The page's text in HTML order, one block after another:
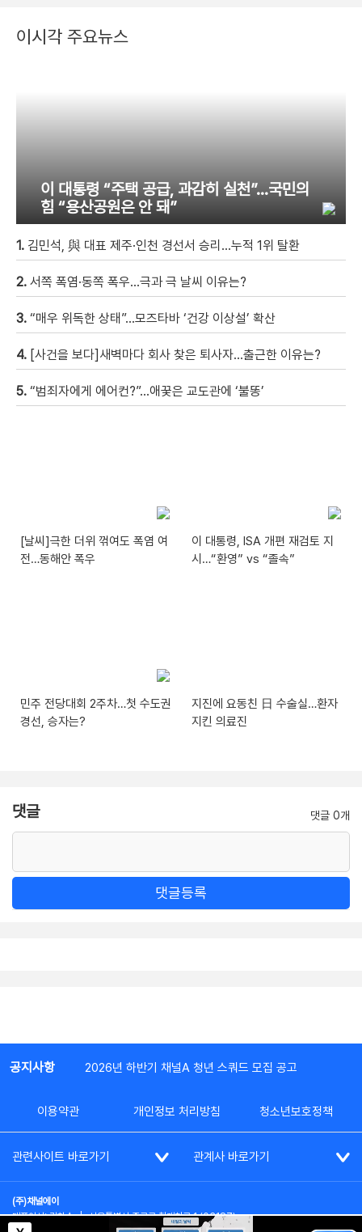
이시각 주요뉴스
이 대통령 “주택 공급, 과감히 실천”…국민의
힘 “용산공원은 안 돼”
1. 김민석, 與 대표 제주·인천 경선서 승리…누적 1위 탈환
2. 서쪽 폭염·동쪽 폭우…극과 극 날씨 이유는?
3. “매우 위독한 상태”…모즈타바 ‘건강 이상설’ 확산
4. [사건을 보다]새벽마다 회사 찾은 퇴사자…출근한 이유는?
5. “범죄자에게 에어컨?”…애꿎은 교도관에 ‘불똥’
[날씨]극한 더위 꺾여도 폭염 여
전…동해안 폭우
이 대통령, ISA 개편 재검토 지
시…“환영” vs “졸속”
민주 전당대회 2주차…첫 수도권
경선, 승자는?
지진에 요동친 日 수술실…환자
지킨 의료진
댓글 댓글 0개
댓글등록
공지사항 2026년 하반기 채널A 청년 스쿼드 모집 공고
이용약관 개인정보 처리방침 청소년보호정책
관련사이트 바로가기 관계사 바로가기
(주)채널에이
대표이사: 김차수 | 서울특별시 종로구 청계천로 1 (03187)